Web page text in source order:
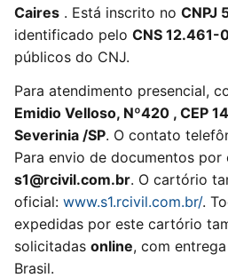
Caires . Está inscrito no CNPJ
identificado pelo CNS 12.461-
públicos do CNJ.
Para atendimento presencial,
Emidio Velloso, Nº420 , CEP
Severinia /SP. O contato
Para envio de documentos por
s1@rcivil.com.br. O cartório
oficial: www.s1.rcivil.com.br/.
expedidas por este cartório
solicitadas online, com
Brasil.